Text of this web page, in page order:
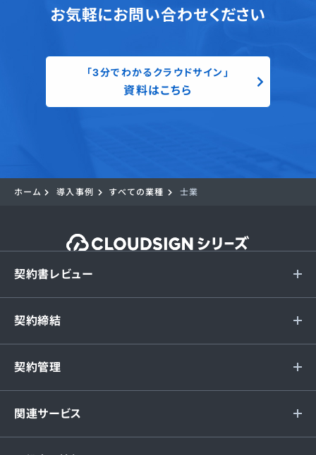
お気軽にお問い合わせください
「3分でわかるクラウドサイン」
資料はこちら
ホーム 導入事例 すべての業種 士業
契約書レビュー
契約締結
契約管理
関連サービス